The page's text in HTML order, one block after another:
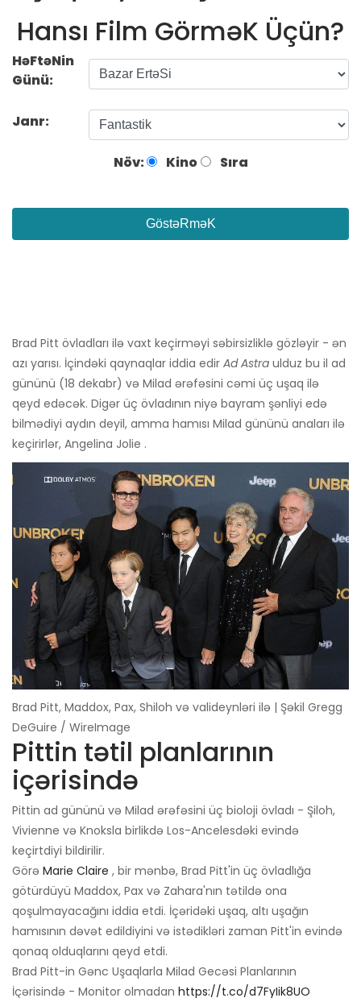
Hansı Film GörməK Üçün?
HəFtəNin
Günü:
Janr:
Növ: Kino Sıra
GöstəRməK
Brad Pitt övladları ilə vaxt keçirməyi səbirsizliklə gözləyir - ən
azı yarısı. İçindəki qaynaqlar iddia edir Ad Astra ulduz bu il ad
gününü (18 dekabr) və Milad ərəfəsini cəmi üç uşaq ilə
qeyd edəcək. Digər üç övladının niyə bayram şənliyi edə
bilmədiyi aydın deyil, amma hamısı Milad gününü anaları ilə
keçirirlər, Angelina Jolie .
Brad Pitt, Maddox, Pax, Shiloh və valideynləri ilə | Şəkil Gregg
DeGuire / WireImage
Pittin tətil planlarının
içərisində
Pittin ad gününü və Milad ərəfəsini üç bioloji övladı - Şiloh,
Vivienne və Knoksla birlikdə Los-Ancelesdəki evində
keçirtdiyi bildirilir.
Görə Marie Claire , bir mənbə, Brad Pitt'in üç övladlığa
götürdüyü Maddox, Pax və Zahara'nın tətildə ona
qoşulmayacağını iddia etdi. İçəridəki uşaq, altı uşağın
hamısının dəvət edildiyini və istədikləri zaman Pitt'in evində
qonaq olduqlarını qeyd etdi.
Brad Pitt-in Gənc Uşaqlarla Milad Gecəsi Planlarının
İçərisində - Monitor olmadan https://t.co/d7FyIik8UO